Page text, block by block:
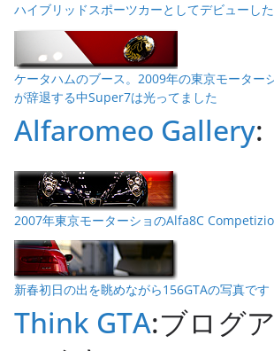
ハイブリッドスポーツカーとしてデビューし
ケータハムのブース。2009年の東京モーター
が辞退する中Super7は光ってました
Alfaromeo Gallery:
2007年東京モーターショのAlfa8C
新春初日の出を眺めながら156GTAの写真です
Think GTA:ブログ